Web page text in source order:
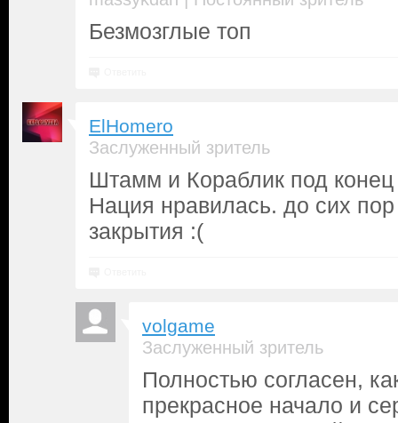
Безмозглые топ
ElHomero
Заслуженный зритель
Штамм и Кораблик под конец
Нация нравилась. до сих пор
закрытия :(
volgame
Заслуженный зритель
Полностью согласен,
прекрасное начало и